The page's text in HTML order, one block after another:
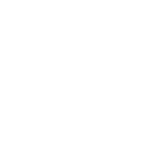
Denna plan
Detta
allmänheten.
och de system